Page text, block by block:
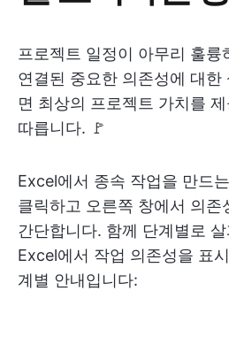
프로젝트 일정이 아무리 훌
연결된 중요한 의존성에 대한
면 최상의 프로젝트 가치를
따릅니다. 🚩
Excel에서 종속 작업을 만드
클릭하고 오른쪽 창에서 의존
간단합니다. 함께 단계별로
Excel에서 작업 의존성을 표
계별 안내입니다: